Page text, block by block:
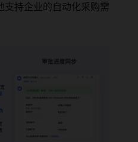
支持企业的自动化采购需